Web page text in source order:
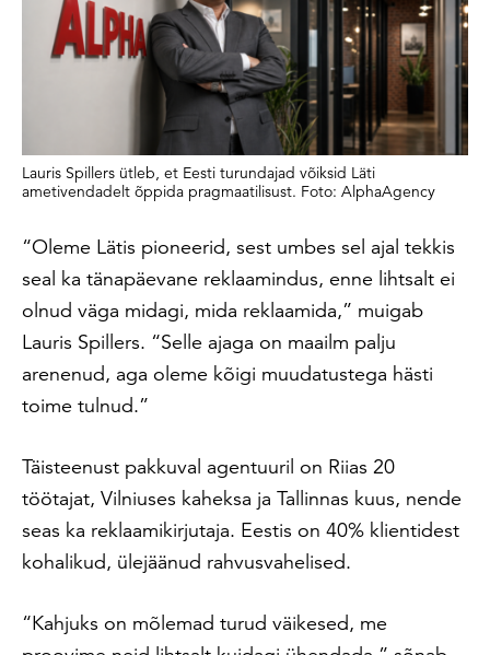
Lauris Spillers ütleb, et Eesti turundajad võiksid Läti
ametivendadelt õppida pragmaatilisust. Foto: AlphaAgency
“Oleme Lätis pioneerid, sest umbes sel ajal tekkis
seal ka tänapäevane reklaamindus, enne lihtsalt ei
olnud väga midagi, mida reklaamida,” muigab
Lauris Spillers. “Selle ajaga on maailm palju
arenenud, aga oleme kõigi muudatustega hästi
toime tulnud.”
Täisteenust pakkuval agentuuril on Riias 20
töötajat, Vilniuses kaheksa ja Tallinnas kuus, nende
seas ka reklaamikirjutaja. Eestis on 40% klientidest
kohalikud, ülejäänud rahvusvahelised.
“Kahjuks on mõlemad turud väikesed, me